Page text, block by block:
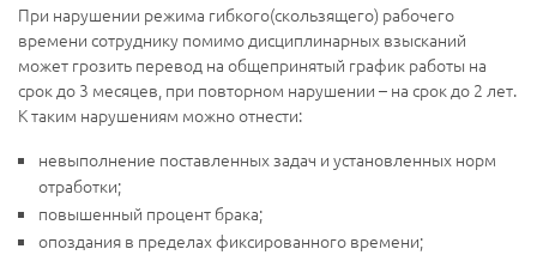
При нарушении режима гибкого(скользящего) рабочего
времени сотруднику помимо дисциплинарных взысканий
может грозить перевод на общепринятый график работы на
срок до 3 месяцев, при повторном нарушении – на срок до 2 лет.
К таким нарушениям можно отнести:
невыполнение поставленных задач и установленных норм
отработки;
повышенный процент брака;
опоздания в пределах фиксированного времени;